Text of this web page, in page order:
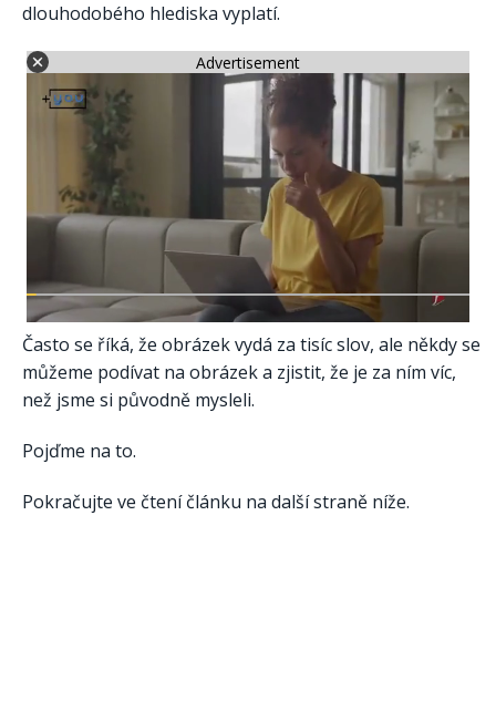
dlouhodobého hlediska vyplatí.
Advertisement
Často se říká, že obrázek vydá za tisíc slov, ale někdy se
můžeme podívat na obrázek a zjistit, že je za ním víc,
než jsme si původně mysleli.
Pojďme na to.
Pokračujte ve čtení článku na další straně níže.